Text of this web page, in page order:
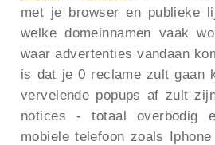
met je browser en publieke
welke domeinnamen vaak
waar advertenties vandaan
is dat je 0 reclame zult gaan
vervelende popups af zult
notices - totaal overbodig
mobiele telefoon zoals